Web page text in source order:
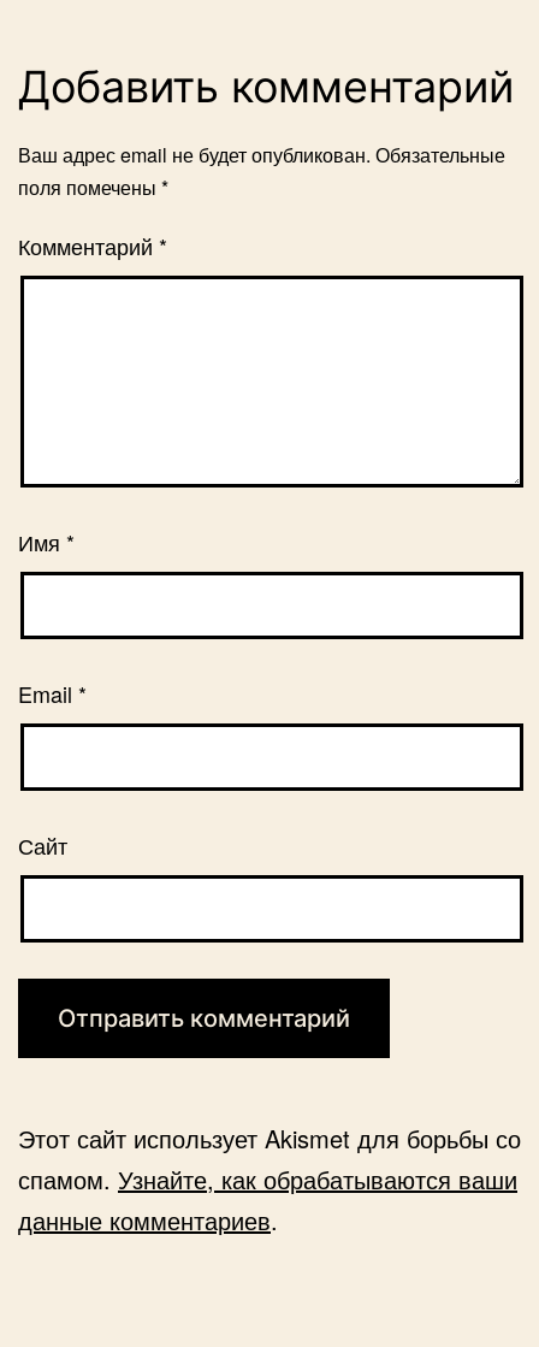
Добавить комментарий
Ваш адрес email не будет опубликован. Обязательные
поля помечены *
Комментарий *
Имя *
Email *
Сайт
Этот сайт использует Akismet для борьбы со
спамом. Узнайте, как обрабатываются ваши
данные комментариев.